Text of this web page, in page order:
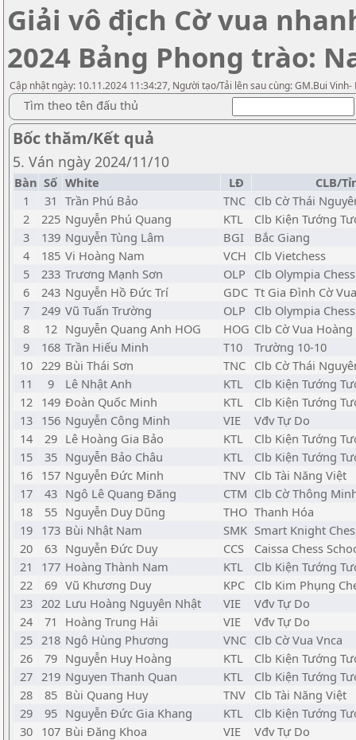
Giải vô địch Cờ vua
2024 Bảng Phong trào:
Cập nhật ngày: 10.11.2024 11:34:27, Người tạo/Tải lên sau cùng: GM.Bui
Tìm theo tên đấu thủ
Bốc thăm/Kết quả
5. Ván ngày 2024/11/10
Bàn Số White LĐ
CLB/
1
31 Trần Phú Bảo TNC Clb Cờ Thái
2
225 Nguyễn Phú Quang KTL
Clb Kiện Tướng
3
139 Nguyễn Tùng Lâm BGI
Bắc Giang
4
185 Vi Hoàng Nam VCH Clb Vietchess
5
233 Trương Mạnh Sơn OLP
Clb Olympia Chess
6
243 Nguyễn Hồ Đức Trí GDC Tt Gia Đình Cờ Vua
7
249 Vũ Tuấn Trường OLP
Clb Olympia Chess
8
12 Nguyễn Quang Anh HOG HOG Clb Cờ Vua Hoàng
9
168 Trần Hiếu Minh T10
Trường 10-10
10 229 Bùi Thái Sơn TNC Clb Cờ Thái
11
9 Lê Nhật Anh KTL
Clb Kiện Tướng
12 149 Đoàn Quốc Minh KTL
Clb Kiện Tướng
13 156 Nguyễn Công Minh VIE
Vđv Tự Do
14
29 Lê Hoàng Gia Bảo KTL
Clb Kiện Tướng
15
35 Nguyễn Bảo Châu KTL
Clb Kiện Tướng
16 157 Nguyễn Đức Minh TNV Clb Tài Năng Việt
17
43 Ngô Lê Quang Đăng CTM Clb Cờ Thông
18
55 Nguyễn Duy Dũng THO Thanh Hóa
19 173 Bùi Nhật Nam SMK Smart Knight
20
63 Nguyễn Đức Duy CCS
Caissa Chess
21
177 Hoàng Thành Nam KTL
Clb Kiện Tướng
22
69 Vũ Khương Duy KPC
Clb Kim Phụng
23 202 Lưu Hoàng Nguyên Nhật VIE
Vđv Tự Do
24
71 Hoàng Trung Hải VIE
Vđv Tự Do
25 218 Ngô Hùng Phương VNC Clb Cờ Vua Vnca
26
79 Nguyễn Huy Hoàng KTL
Clb Kiện Tướng
27 219 Nguyen Thanh Quan KTL
Clb Kiện Tướng
28
85 Bùi Quang Huy TNV Clb Tài Năng Việt
29
95 Nguyễn Đức Gia Khang KTL
Clb Kiện Tướng
30 107 Bùi Đăng Khoa VIE
Vđv Tự Do